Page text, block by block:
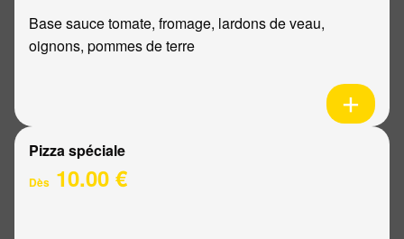
Base sauce tomate, fromage, lardons de veau,
oignons, pommes de terre
Pizza spéciale
Dès 10.00 €